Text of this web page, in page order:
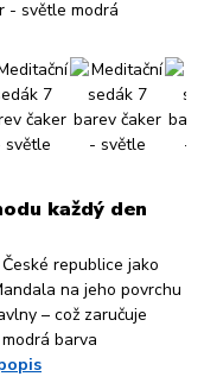
každý den
republice jako
na jeho povrchu
– což zaručuje
barva